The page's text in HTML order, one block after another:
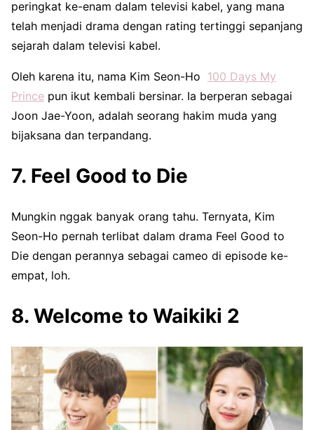
peringkat ke-enam dalam televisi kabel, yang mana
telah menjadi drama dengan rating tertinggi sepanjang
sejarah dalam televisi kabel.
Oleh karena itu, nama Kim Seon-Ho 100 Days My
Prince pun ikut kembali bersinar. Ia berperan sebagai
Joon Jae-Yoon, adalah seorang hakim muda yang
bijaksana dan terpandang.
7. Feel Good to Die
Mungkin nggak banyak orang tahu. Ternyata, Kim
Seon-Ho pernah terlibat dalam drama Feel Good to
Die dengan perannya sebagai cameo di episode ke-
empat, loh.
8. Welcome to Waikiki 2